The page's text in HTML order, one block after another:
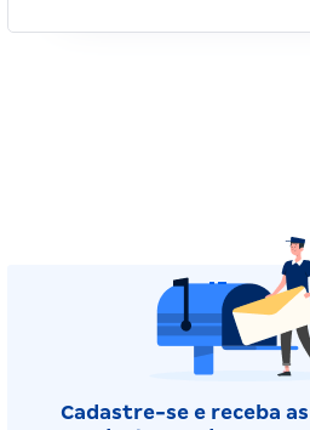
Cadastre-se e receba